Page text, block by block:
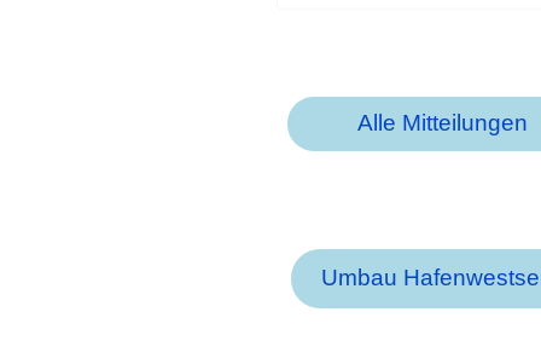
Alle Mitteilungen
Umbau